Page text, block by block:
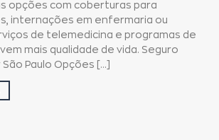
opções com coberturas para
internações em enfermaria ou
de telemedicina e programas de
mais qualidade de vida. Seguro
Paulo Opções [...]